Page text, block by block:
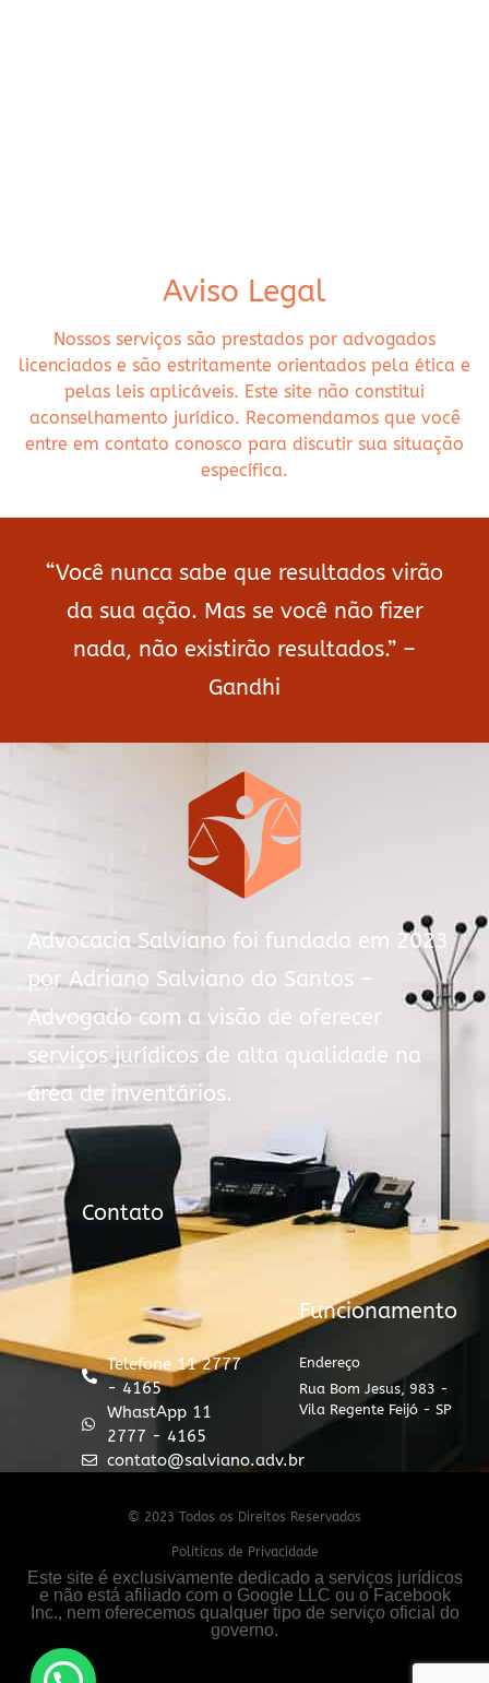
Aviso Legal
Nossos serviços são prestados por advogados
licenciados e são estritamente orientados pela ética e
pelas leis aplicáveis. Este site não constitui
aconselhamento jurídico. Recomendamos que você
entre em contato conosco para discutir sua situação
específica.
“Você nunca sabe que resultados virão
da sua ação. Mas se você não fizer
nada, não existirão resultados.” –
Gandhi
Advocacia Salviano foi fundada em 2023
por Adriano Salviano do Santos –
Advogado com a visão de oferecer
serviços jurídicos de alta qualidade na
área de inventários.
Contato
Telefone 11 2777
- 4165
WhastApp 11
2777 - 4165
contato@salviano.adv.br
Funcionamento
Endereço
Rua Bom Jesus, 983 -
Vila Regente Feijó - SP
© 2023 Todos os Direitos Reservados
Politicas de Privacidade
Este site é exclusivamente dedicado a serviços jurídicos
e não está afiliado com o Google LLC ou o Facebook
Inc., nem oferecemos qualquer tipo de serviço oficial do
governo.